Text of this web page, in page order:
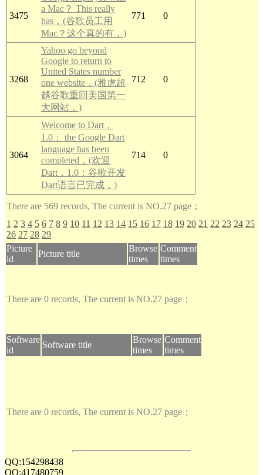
3475
a Mac？ This really
has，(谷歌员工用
Mac？这个真的有，)
771 0
3268
Yahoo go beyond
Google to return to
United States number
one website，(雅虎超
越谷歌重回美国第一
大网站，)
712 0
3064
Welcome to Dart，
1.0： the Google Dart
language has been
completed，(欢迎
Dart，1.0：谷歌开发
Dart语言已完成，)
714 0
There are 569 records, The current is NO.27 page；
1 2 3 4 5 6 7 8 9 10 11 12 13 14 15 16 17 18 19 20 21 22 23 24 25
26 27 28 29
Picture
id
Picture title
Browse
times
Comment
times
There are 0 records, The current is NO.27 page；
Software
id
Software title
Browse
times
Comment
times
There are 0 records, The current is NO.27 page；
QQ:154298438
QQ:417480759